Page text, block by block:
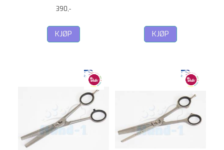
390,-
KJØP KJØP